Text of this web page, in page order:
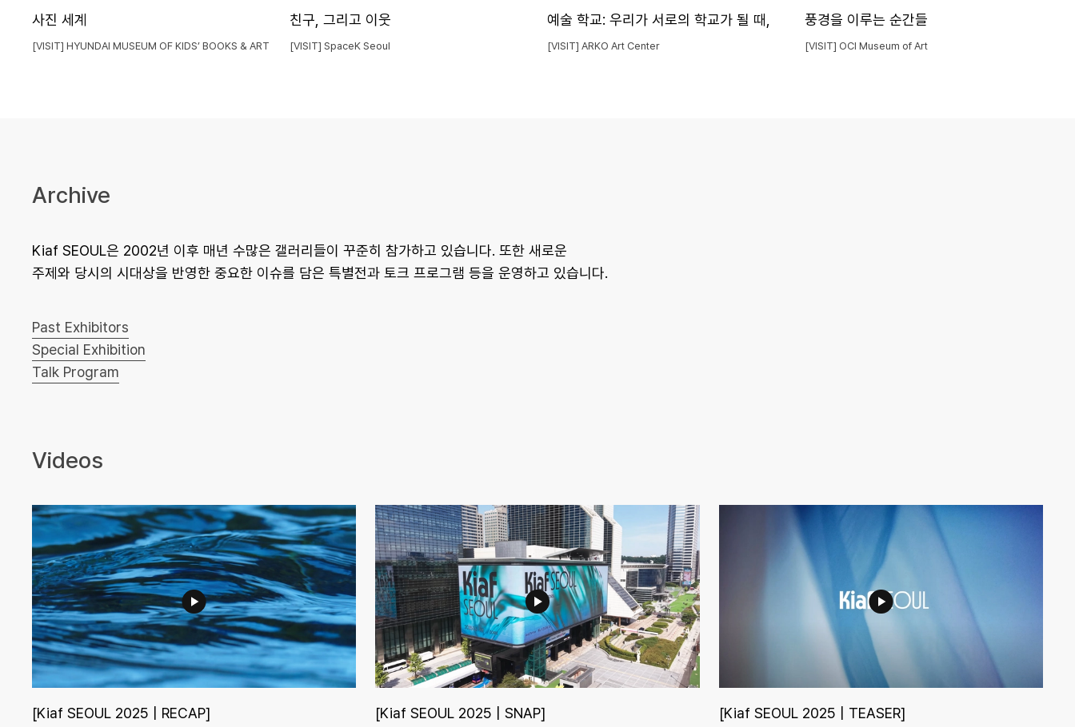
사진 세계
[VISIT] HYUNDAI MUSEUM OF KIDS’ BOOKS & ART
친구, 그리고 이웃
[VISIT] SpaceK Seoul
예술 학교: 우리가 서로의 학교가 될 때,
[VISIT] ARKO Art Center
풍경을 이루는 순간들
[VISIT] OCI Museum of Art
Archive
Kiaf SEOUL은 2002년 이후 매년 수많은 갤러리들이 꾸준히 참가하고 있습니다. 또한 새로운
주제와 당시의 시대상을 반영한 중요한 이슈를 담은 특별전과 토크 프로그램 등을 운영하고 있습니다.
Past Exhibitors
Special Exhibition
Talk Program
Videos
[Kiaf SEOUL 2025 | RECAP] [Kiaf SEOUL 2025 | SNAP] [Kiaf SEOUL 2025 | TEASER]